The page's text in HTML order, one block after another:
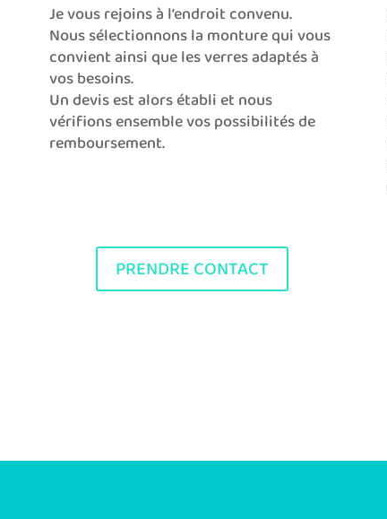
Je vous rejoins à l’endroit convenu.
Nous sélectionnons la monture qui vous
convient ainsi que les verres adaptés à
vos besoins.
Un devis est alors établi et nous
vérifions ensemble vos possibilités de
remboursement.
PRENDRE CONTACT